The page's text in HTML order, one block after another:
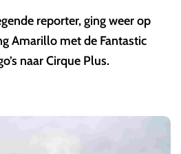
reporter, ging weer op
Amarillo met de Fantastic
naar Cirque Plus.